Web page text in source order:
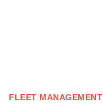
FLEET MANAGEMENT